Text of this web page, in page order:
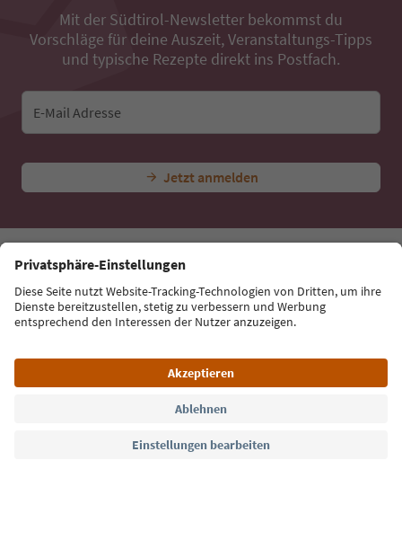
Mit der Südtirol-Newsletter bekommst du
Vorschläge für deine Auszeit, Veranstaltungs-Tipps
und typische Rezepte direkt ins Postfach.
E-Mail Adresse
Jetzt anmelden